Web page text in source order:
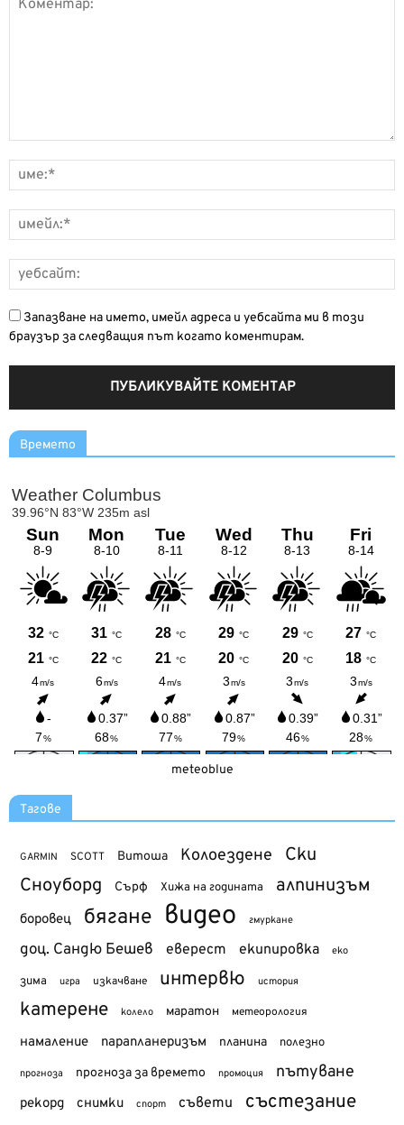
Запазване на името, имейл адреса и уебсайта ми в този
браузър за следващия път когато коментирам.
Времето
meteoblue
Тагове
GARMIN SCOTT Витоша Колоездене Ски
Сноуборд Сърф Хижа на годината алпинизъм
боровец бягане видео гмуркане
доц. Сандю Бешев еверест екипировка еко
зима игра изкачване интервю история
катерене колело маратон метеорология
намаление парапланеризъм планина полезно
прогноза прогноза за времето промоция пътуване
рекорд снимки спорт съвети състезание